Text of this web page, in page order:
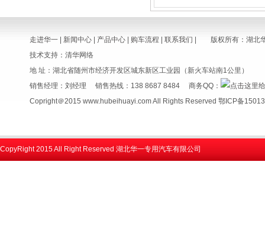
走进华一 新闻中心 产品中心 购车流程 联系我们 | 版权所有：湖北
技术支持：清华网络
地 址：湖北省随州市经济开发区城东新区工业园（新火车站南1公里）
销售经理： 刘经理 销售热线： 138 8687 8484 商务QQ：
Copright＠2015 www.hubeihuayi.com All Rights Reserved 鄂ICP备
CopyRight 2015 All Right Reserved 湖北华一专用汽车有限公司